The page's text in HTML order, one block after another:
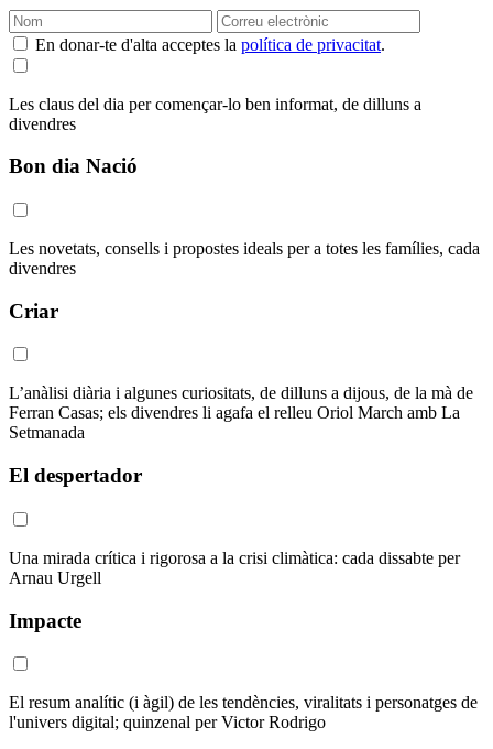
En donar-te d'alta acceptes la política de privacitat.
Les claus del dia per començar-lo ben informat, de dilluns a
divendres
Bon dia Nació
Les novetats, consells i propostes ideals per a totes les famílies, cada
divendres
Criar
L’anàlisi diària i algunes curiositats, de dilluns a dijous, de la mà de
Ferran Casas; els divendres li agafa el relleu Oriol March amb La
Setmanada
El despertador
Una mirada crítica i rigorosa a la crisi climàtica: cada dissabte per
Arnau Urgell
Impacte
El resum analític (i àgil) de les tendències, viralitats i personatges de
l'univers digital; quinzenal per Victor Rodrigo